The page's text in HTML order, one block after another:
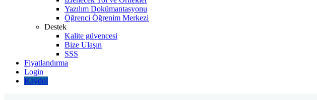
Yazılım Dokümantasyonu
Öğrenci Öğrenim Merkezi
Destek
Kalite güvencesi
Bize Ulaşın
SSS
Fiyatlandırma
Kaydol